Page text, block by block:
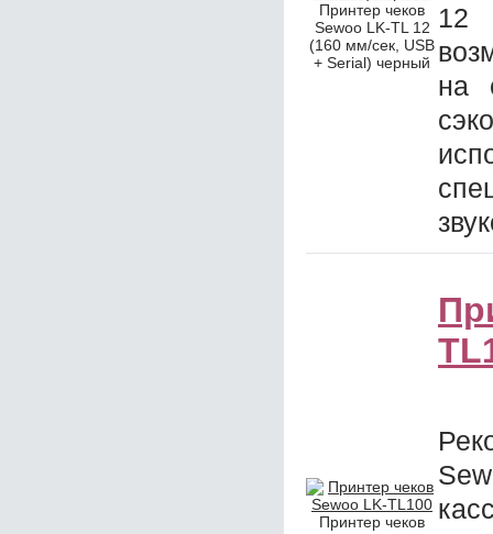
Принтер чеков
Sewoo LK-TL 12
(160 мм/сек, USB
+ Serial) черный
12
на
Принтер чеков